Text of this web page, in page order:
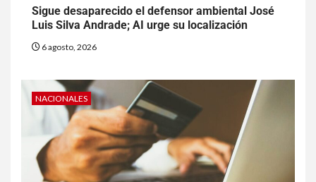
Sigue desaparecido el defensor ambiental José
Luis Silva Andrade; AI urge su localización
6 agosto, 2026
NACIONALES